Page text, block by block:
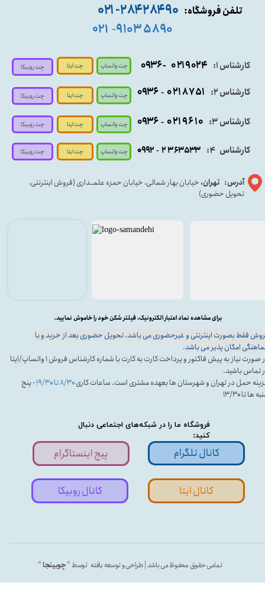
فروشگاه ما را در شبکه‌های اجتماعی دنبال
کنید:
تمامی حقوق محفوظ می باشد | طراحی و توسعه یافته توسط "چوبینجا"
کارشناس ۱: ۰۲۱۹۰۲۴ - ۰۹۳۶
آدرس: تهران، خیابان بهار شمالی، خیابان حمزه علمــداری (فروش اینترنتی،
تحویل حضوری)
تلفن فروشگاه: ۹۰ ۲۸۴ ۲۸۴- ۰۲۱
۵۸۹۰ ۹۱۰۳ -۰۲۱
کارشناس ۳: ۰۲۱۹۶۱۰ -۰۹۳۶
فقط بصورت اینترنتی و غیرحضوری می باشد. تحویل حضوری بعد از خرید و با
امکان پذیر می باشد.
در صورت نیاز به پیش فاکتور و پرداخت کارت به کارت با شماره کارشناس فروش ۱ واتساپ/ایتا
تماس باشید.
حمل در تهران و شهرستان ها بعهده مشتری است. ساعات کاری۸/۳۰ تا ۱۹/۳۰
- پنج
ها تا ۱۳/۳۰
برای مشاهده نماد اعتبار الکترونیک، فیلتر شکن خود را خاموش نمایید.
پیج اینستاگرام کانال تلگرام
کارشناس ۲: ۰۲۱۸۷۵۱ - ۰۹۳۶
کانال ایتا کانال روبیکا
کارشناس 4
: ۲۳۶۳۵۳۳ - ۰۹۹۲
چت واتساپ
چت واتساپ
چت واتساپ
چت واتساپ
چت ایتا
چت ایتا
چت ایتا
چت ایتا
چت روبیکا
چت روبیکا
چت روبیکا
چت روبیکا